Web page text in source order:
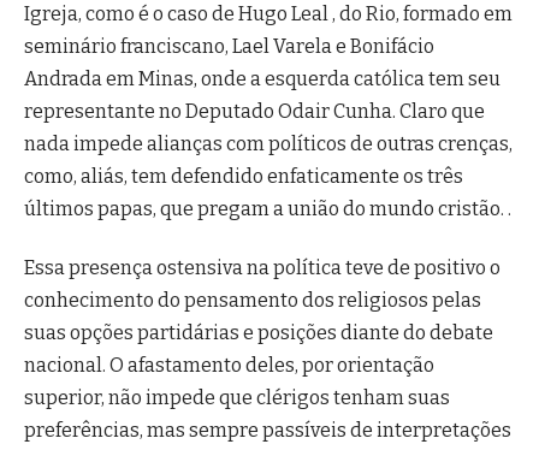
Igreja, como é o caso de Hugo Leal , do Rio, formado em
seminário franciscano, Lael Varela e Bonifácio
Andrada em Minas, onde a esquerda católica tem seu
representante no Deputado Odair Cunha. Claro que
nada impede alianças com políticos de outras crenças,
como, aliás, tem defendido enfaticamente os três
últimos papas, que pregam a união do mundo cristão. .
Essa presença ostensiva na política teve de positivo o
conhecimento do pensamento dos religiosos pelas
suas opções partidárias e posições diante do debate
nacional. O afastamento deles, por orientação
superior, não impede que clérigos tenham suas
preferências, mas sempre passíveis de interpretações